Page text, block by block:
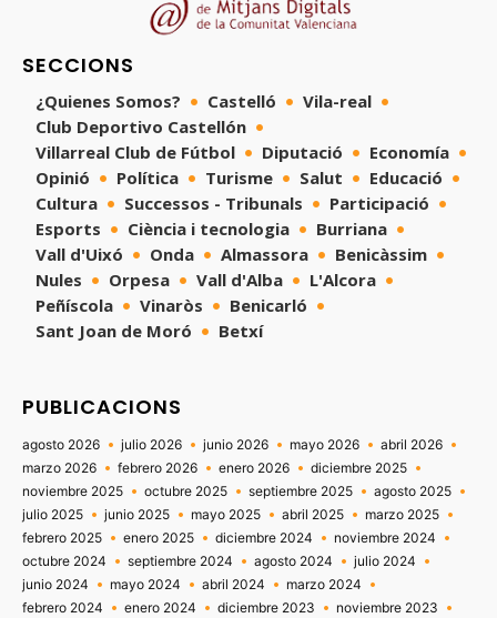
SECCIONS
¿Quienes Somos? Castelló
Vila-real
Club Deportivo Castellón
Villarreal Club de Fútbol
Diputació
Economía
Opinió
Política Turisme Salut
Educació
Cultura
Successos - Tribunals
Participació
Esports
Ciència i tecnologia
Burriana
Vall d'Uixó
Onda Almassora
Benicàssim
Nules
Orpesa Vall d'Alba
L'Alcora
Peñíscola
Vinaròs
Benicarló
Sant Joan de Moró
Betxí
PUBLICACIONS
agosto 2026 julio 2026 junio 2026 mayo 2026
abril 2026
marzo 2026
febrero 2026 enero 2026
diciembre 2025
noviembre 2025
octubre 2025 septiembre 2025
agosto 2025
julio 2025
junio 2025 mayo 2025 abril 2025
marzo 2025
febrero 2025
enero 2025 diciembre 2024
noviembre 2024
octubre 2024
septiembre 2024 agosto 2024
julio 2024
junio 2024
mayo 2024 abril 2024
marzo 2024
febrero 2024
enero 2024 diciembre 2023
noviembre 2023